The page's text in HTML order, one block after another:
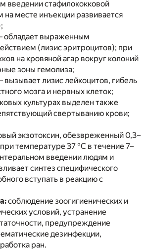
введении стафилококковой
на месте инъекции развивается
обладает выраженным
(лизис эритроцитов); при
на кровяной агар вокруг колоний
зоны гемолиза;
вызывает лизис лейкоцитов, гибель
мозга и нервных клеток;
культурах выделен также
свертыванию крови;
экзотоксин, обезвреженный 0,3–
температуре 37 °С в течение 7–
введении людям и
синтез специфического
вступать в реакцию с
соблюдение зоогигиенических и
условий, устранение
предупреждение
дезинфекции,
ран.